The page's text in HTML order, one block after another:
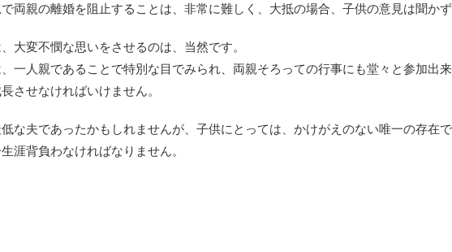
両親の離婚を阻止することは、非常に難しく、大抵の場合、子供の意見は聞か
大変不憫な思いをさせるのは、当然です。
一人親であることで特別な目でみられ、両親そろっての行事にも堂々と参加出
させなければいけません。
な夫であったかもしれませんが、子供にとっては、かけがえのない唯一の存在
涯背負わなければなりません。